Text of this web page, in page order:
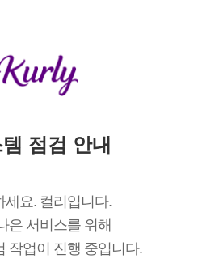
점검 안내
세요. 컬리입니다.
은 서비스를 위해
작업이 진행 중입니다.